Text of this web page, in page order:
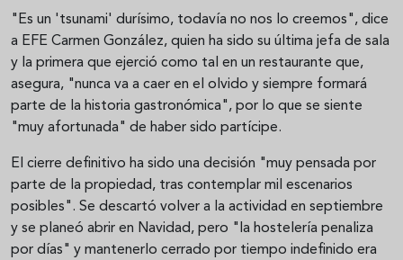
"Es un 'tsunami' durísimo, todavía no nos lo creemos", dice
a EFE Carmen González, quien ha sido su última jefa de sala
y la primera que ejerció como tal en un restaurante que,
asegura, "nunca va a caer en el olvido y siempre formará
parte de la historia gastronómica", por lo que se siente
"muy afortunada" de haber sido partícipe.
El cierre definitivo ha sido una decisión "muy pensada por
parte de la propiedad, tras contemplar mil escenarios
posibles". Se descartó volver a la actividad en septiembre
y se planeó abrir en Navidad, pero "la hostelería penaliza
por días" y mantenerlo cerrado por tiempo indefinido era